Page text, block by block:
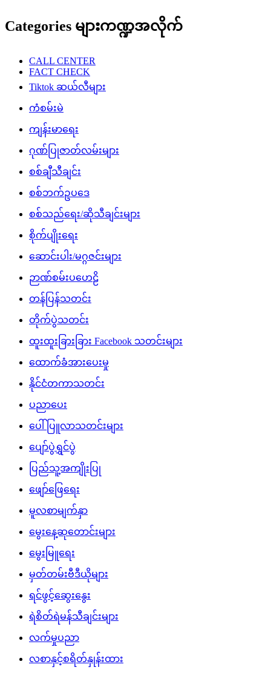
Categories များကဏ္ဍအလိုက်
CALL CENTER
FACT CHECK
Tiktok ဆယ်လီများ
ကံစမ်းမဲ
ကျန်းမာရေး
ဂုဏ်ပြုဇာတ်လမ်းများ
စစ်ချီသီချင်း
စစ်ဘက်ဥပဒေ
စစ်သည်ရေး/ဆိုသီချင်းများ
စိုက်ပျိုးရေး
ဆောင်းပါး/မဂ္ဂဇင်းများ
ဉာဏ်စမ်းပဟေဠိ
တန်ပြန်သတင်း
တိုက်ပွဲသတင်း
ထူးထူးခြားခြား Facebook သတင်းများ
ထောက်ခံအားပေးမှု
နိုင်ငံတကာသတင်း
ပညာပေး
ပေါ်ပြူလာသတင်းများ
ပျော်ပွဲရွှင်ပွဲ
ပြည်သူ့အကျိုးပြု
ဖျော်ဖြေရေး
မူလစာမျက်နှာ
မွေးနေ့ဆုတောင်းများ
မွေးမြူရေး
မှတ်တမ်းဗီဒီယိုများ
ရင်ဖွင့်ဆွေးနွေး
ရဲစိတ်ရဲမန်သီချင်းများ
လက်မှုပညာ
လစာနှင့်စရိတ်နှုန်းထား